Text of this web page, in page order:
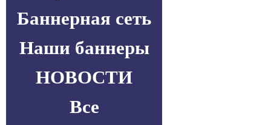
Баннерная сеть
Наши баннеры
НОВОСТИ
Все